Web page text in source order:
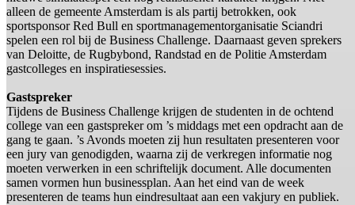
alleen de gemeente Amsterdam is als partij betrokken, ook
sportsponsor Red Bull en sportmanagementorganisatie Sciandri
spelen een rol bij de Business Challenge. Daarnaast geven sprekers
van Deloitte, de Rugbybond, Randstad en de Politie Amsterdam
gastcolleges en inspiratiesessies.
Gastspreker
Tijdens de Business Challenge krijgen de studenten in de ochtend
college van een gastspreker om ’s middags met een opdracht aan de
gang te gaan. ’s Avonds moeten zij hun resultaten presenteren voor
een jury van genodigden, waarna zij de verkregen informatie nog
moeten verwerken in een schriftelijk document. Alle documenten
samen vormen hun businessplan. Aan het eind van de week
presenteren de teams hun eindresultaat aan een vakjury en publiek.